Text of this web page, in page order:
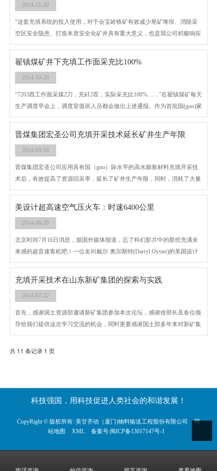
2014-11-20
“这套充填系统的投入使用，对于会宝岭铁矿有效减少尾矿堆坝、消除采
空区安全隐患、打造本质安全化矿井具有重大意义，也是我公司积极响应
十八大号召，推进绿色发展、循环发展，建设绿色矿山的重要举措。”山
东能源临矿集团会宝岭铁矿副书记、副总经理兼安监处长张海涛向笔者历
翟镇煤矿井下充填工作面采充比100%
2014-10-20
“7203西工作面采煤2刀，充矸2茬，实际采充比100%……”在翟镇煤矿每天
生产调度早会上，调度室值班人员都会做出上述通报。作为首批国(guo)家
级绿色矿山试点单位，充填工作面实现采充比100%，是该矿践行“实施绿
色开采，打造美丽矿山”理念，全力打造新矿集团国际化绿色能源企业做
晋煤集团宏圣公司充填开采技术延长矿井生产年限
2014-09-18
晋煤集团宏圣公司应用具有国（guo）际水平的高水膨胀材料充填开采技
术后，有效提高了资源回采率，延长了矿井生产年限，同时，消耗了大量
废弃物，实现了资源利用和经济效益的zui大化。
美设计超高速空气压火车：时速6400公里
2014-08-28
北京时间7月16日消息，据国外媒体报道，忘了科幻影片中的那些充满未
来感的超音速客机吧！一位名叫戴尔·奥尔斯特(Darryl Oyster)的美国设计
师近日开发了一种超高速火车方案，据称这种超快速火车可以在1小时内
将旅客从纽约送至伦敦，其时速可以达到惊人的4000英里(约合6400公
道内运行。当抽出列车前方的所有空气，那么列车后方的气压差就会推动
列车在管道内高速行进。
充填开采技术在山东新矿集团的探索与实践
2014-07-22
首先，感谢国土资源部邀请新矿集团参加本次论坛，感谢徐部长及各位领
导给我们提供这次学习交流的机会，同时更要感谢国土部多年来对新矿集
团在矿产资源节约与综合利用方面给予的大力支持和帮助。今天，我汇报
交流的题目是： 充填开采技术在山东新矿集团的探索与实践
共 11 条记录 1 页
科技强国，用科技促进人类社会的和谐发展！
CopyRight © 版权所有: 美甘齐动（厦门)物料输送工程股份有限公司
网
站地图
XML 备案号:闽ICP备13017147号-1